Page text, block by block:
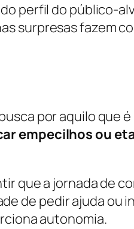
perfil do público-
surpresas fazem
por aquilo que
empecilhos ou
que a jornada de
de pedir ajuda ou
autonomia.